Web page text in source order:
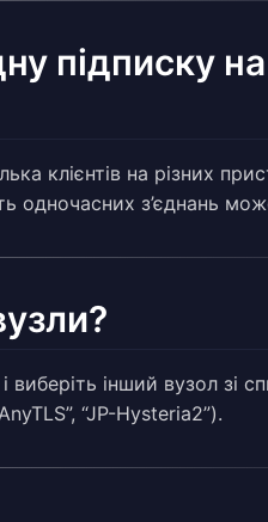
підписку на
клієнтів на різних
одночасних з’єднань
виберіть інший вузол зі
“JP-Hysteria2”).